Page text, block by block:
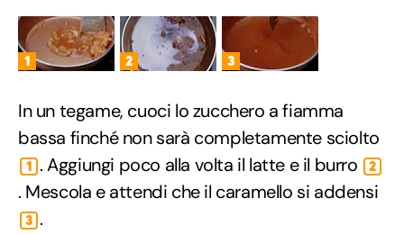
1 2 3
In un tegame, cuoci lo zucchero a fiamma
bassa finché non sarà completamente sciolto
1 . Aggiungi poco alla volta il latte e il burro 2
. Mescola e attendi che il caramello si addensi
3 .